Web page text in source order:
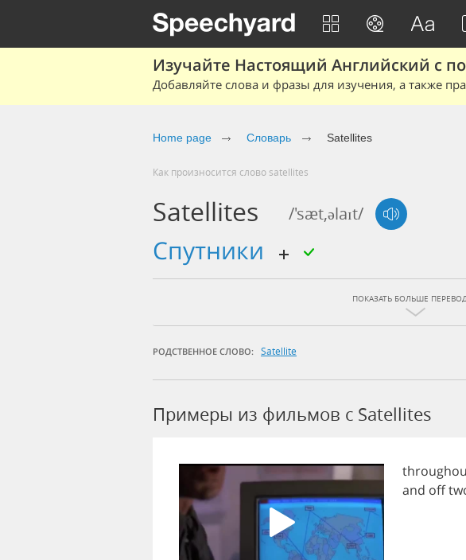
Изучайте Настоящий Английский с
Добавляйте слова и фразы для изучения, а также
Home page Словарь Satellites
Как произносится слово satellites
Satellites /'sæt,əlaɪt/
спутники
ПОКАЗАТЬ БОЛЬШЕ
РОДСТВЕННОЕ СЛОВО: Satellite
Примеры из фильмов c Satellites
and off